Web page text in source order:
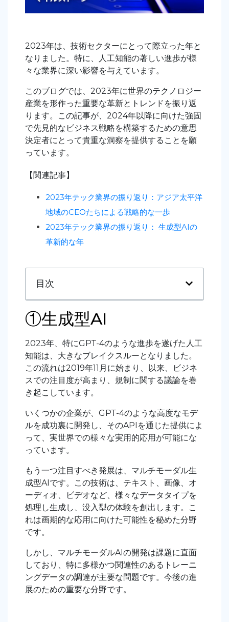
2023年は、技術セクターにとって際立った年と
なりました。特に、人工知能の著しい進歩が様
々な業界に深い影響を与えています。
このブログでは、2023年に世界のテクノロジー
産業を形作った重要な革新とトレンドを振り返
ります。この記事が、2024年以降に向けた強固
で先見的なビジネス戦略を構築するための意思
決定者にとって貴重な洞察を提供することを願
っています。
【関連記事】
2023年テック業界の振り返り：アジア太平洋
地域のCEOたちによる戦略的な一歩
2023年テック業界の振り返り： 生成型AIの
革新的な年
目次
①生成型AI
2023年、特にGPT-4のような進歩を遂げた人工
知能は、大きなブレイクスルーとなりました。
この流れは2019年11月に始まり、以来、ビジネ
スでの注目度が高まり、規制に関する議論を巻
き起こしています。
いくつかの企業が、GPT-4のような高度なモデ
ルを成功裏に開発し、そのAPIを通じた提供によ
って、実世界での様々な実用的応用が可能にな
っています。
もう一つ注目すべき発展は、マルチモーダル生
成型AIです。この技術は、テキスト、画像、オ
ーディオ、ビデオなど、様々なデータタイプを
処理し生成し、没入型の体験を創出します。こ
れは画期的な応用に向けた可能性を秘めた分野
です。
しかし、マルチモーダルAIの開発は課題に直面
しており、特に多様かつ関連性のあるトレーニ
ングデータの調達が主要な問題です。今後の進
展のための重要な分野です。